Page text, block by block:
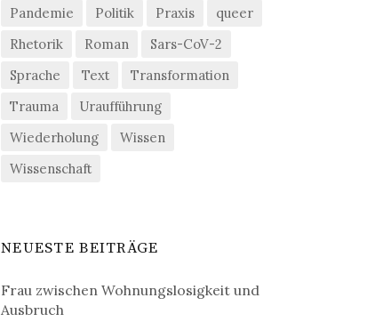
Pandemie
Politik Praxis
queer
Rhetorik
Roman
Sars-CoV-2
Sprache
Text
Transformation
Trauma
Uraufführung
Wiederholung
Wissen
Wissenschaft
NEUESTE BEITRÄGE
Frau zwischen Wohnungslosigkeit und
Ausbruch